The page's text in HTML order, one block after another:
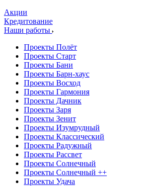
Акции
Кредитование
Наши работы
Проекты Полёт
Проекты Старт
Проекты Бани
Проекты Барн-хаус
Проекты Восход
Проекты Гармония
Проекты Дачник
Проекты Заря
Проекты Зенит
Проекты Изумрудный
Проекты Классический
Проекты Радужный
Проекты Рассвет
Проекты Солнечный
Проекты Солнечный ++
Проекты Удача